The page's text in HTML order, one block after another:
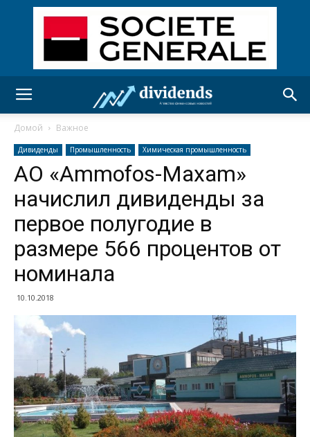
Домой Важное
Дивиденды Промышленность Химическая промышленность
АО «Ammofos-Maxam»
начислил дивиденды за
первое полугодие в
размере 566 процентов от
номинала
10.10.2018